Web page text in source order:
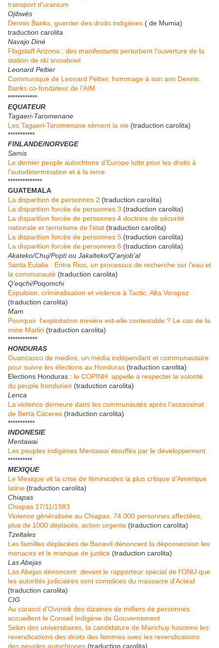
transport d'uranium
Ojibwés
Dennis Banks, guerrier des droits indigènes ( de Mumia)
traduction carolita
Navajo Diné
Flagstaff Arizona : des manifestants perturbent l'ouverture de la
station de ski snowbowl
Leonard Peltier
Communiqué de Leonard Peltier, hommage à son ami Dennis
Banks co-fondateur de l'AIM
************
EQUATEUR
Tagaeri-Taromenane
Les Tagaeri-Taromenane sèment la vie (traduction carolita)
***********
FINLANDE/NORVEGE
Samis
Le dernier peuple autochtone d'Europe lutte pour les droits à
l'autodétermination et à la terre
**************
GUATEMALA
La disparition de personnes 2 (traduction carolita)
La disparition forcée de personnes 3 (traduction carolita)
La disparition forcée de personnes 4 doctrine de sécurité
nationale et terrorisme de l'état (traduction carolita)
La disparition forcée de personnes 5 (traduction carolita)
La disparition forcée de personnes 6 (traduction carolita)
Akateko/Chuj/Popti ou Jakalteko/Q'anjob'al
Santa Eulalia : Entre Rios, un processus de recherche sur l'eau et
la communauté (traduction carolita)
Q'eqchi/Poqomchi
Expulsion, criminalisation et violence à Tactic, Alta Verapaz
(traduction carolita)
Mam
Pourquoi l'exploitation minière est-elle contestable ? Le cas de la
mine Marlin (traduction carolita)
************
HONDURAS
Guancasco de medios, un média indépendant et communautaire
pour suivre les élections au Honduras (traduction carolita)
Elections Honduras : le COPINH appelle à respecter la volonté
du peuple hondurien (traduction carolita)
Lenca
La violence demeure dans les communautés après l'assassinat
de Berta Cáceres (traduction carolita)
***********
INDONESIE
Mentawai
Les peuples indigènes Mentawai étouffés par le développement
**********
MEXIQUE
Le Mexique vit la crise de féminicides la plus critique d'Amérique
latine (traduction carolita)
Chiapas
Chiapas 17/11/1983
Violence généralisée au Chiapas, 74.000 personnes affectées,
plus de 1000 déplacés, action urgente (traduction carolita)
Tzeltales
Les familles déplacées de Banavil dénoncent la dépossession les
menaces et le manque de justice (traduction carolita)
Las Abejas
Las Abejas dénoncent devant le rapporteur spécial de l'ONU que
les autorités judiciaires sont complices du massacre d'Acteal
(traduction carolita)
CIG
Au caracol d'Oventik des dizaines de milliers de personnes
accueillent le Conseil Indigène de Gouvernement
Selon des universitaires, la candidature de Marichuy fusionne les
revendications des droits des femmes avec les revendications
des peuples autochtones (traduction carolita)